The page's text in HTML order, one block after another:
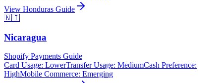
View Honduras Guide
🇳🇮
Nicaragua
Shopify Payments Guide
Card Usage: LowerTransfer Usage: MediumCash Preference:
HighMobile Commerce: Emerging